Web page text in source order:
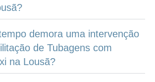
demora uma intervenção
de Tubagens com
na Lousã?